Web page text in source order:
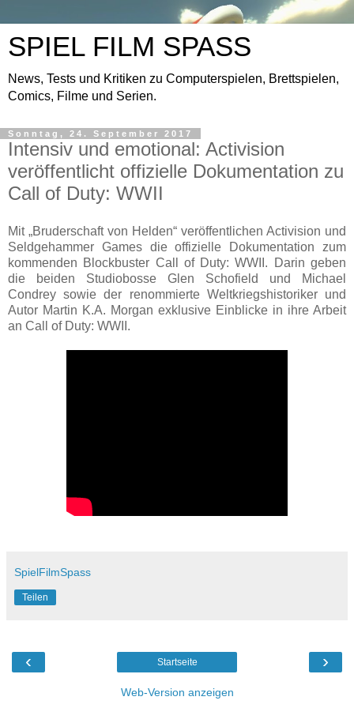
SPIEL FILM SPASS
News, Tests und Kritiken zu Computerspielen, Brettspielen,
Comics, Filme und Serien.
Sonntag, 24. September 2017
Intensiv und emotional: Activision
veröffentlicht offizielle Dokumentation zu
Call of Duty: WWII
Mit „Bruderschaft von Helden“ veröffentlichen Activision und
Seldgehammer Games die offizielle Dokumentation zum
kommenden Blockbuster Call of Duty: WWII. Darin geben
die beiden Studiobosse Glen Schofield und Michael
Condrey sowie der renommierte Weltkriegshistoriker und
Autor Martin K.A. Morgan exklusive Einblicke in ihre Arbeit
an Call of Duty: WWII.
SpielFilmSpass
Teilen
‹ ›
Startseite
Web-Version anzeigen